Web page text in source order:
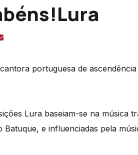
portuguesa de
Lura baseiam-se na música
Batuque, e influenciadas pela